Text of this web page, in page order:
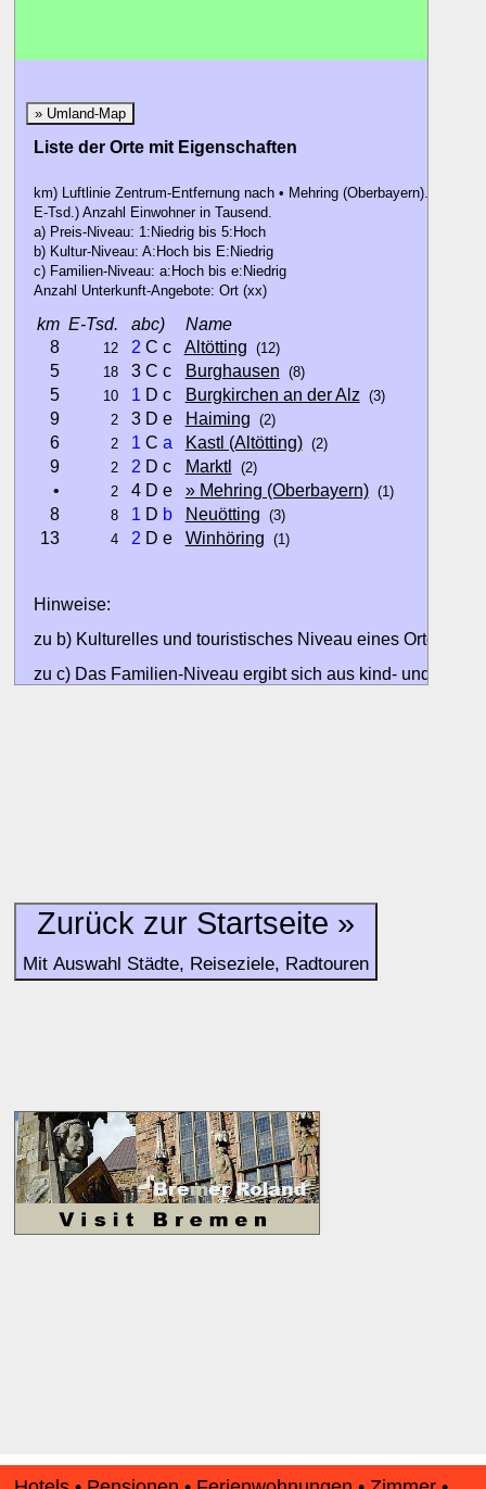
» Umland-Map
Liste der Orte mit Eigenschaften
km) Luftlinie Zentrum-Entfernung nach • Mehring (Oberbayern).
E-Tsd.) Anzahl Einwohner in Tausend.
a) Preis-Niveau: 1:Niedrig bis 5:Hoch
b) Kultur-Niveau: A:Hoch bis E:Niedrig
c) Familien-Niveau: a:Hoch bis e:Niedrig
Anzahl Unterkunft-Angebote: Ort (xx)
km E-Tsd. abc)
Name
8
12 2 C c Altötting (12)
5 18 3 C c Burghausen (8)
5 10 1 D c Burgkirchen an der Alz (3)
9 2 3 D e Haiming (2)
6 2 1 C a Kastl (Altötting) (2)
9 2 2 D c Marktl (2)
• 2 4 D e » Mehring (Oberbayern) (1)
8 8 1 D b Neuötting (3)
13 4 2 D e Winhöring (1)
Hinweise:
zu b) Kulturelles und touristisches Niveau eines Ortes
zu c) Das Familien-Niveau ergibt sich aus kind- und
Zurück zur Startseite »
Mit Auswahl Städte, Reiseziele, Radtouren